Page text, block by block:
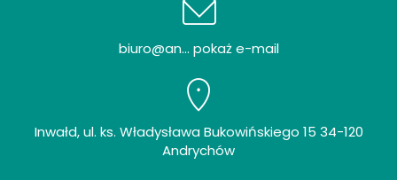
biuro@an... pokaż e-mail
Inwałd, ul. ks. Władysława Bukowińskiego 15 34-120
Andrychów